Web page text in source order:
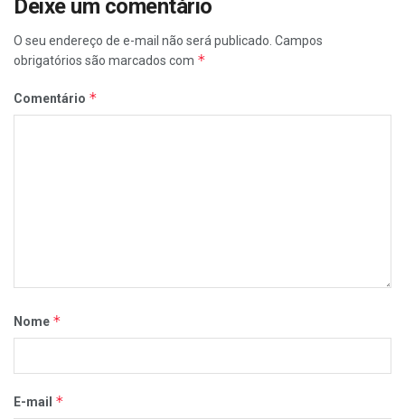
Deixe um comentário
O seu endereço de e-mail não será publicado. Campos
obrigatórios são marcados com *
Comentário *
Nome *
E-mail *